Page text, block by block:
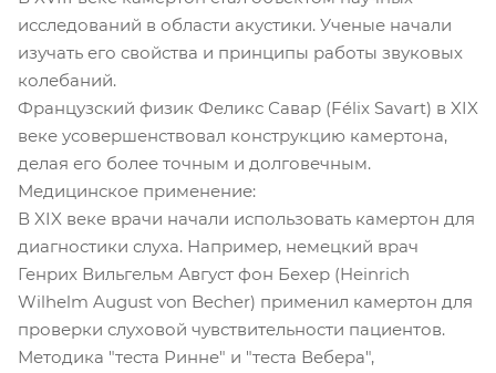
исследований в области акустики. Ученые начали
изучать его свойства и принципы работы звуковых
колебаний.
Французский физик Феликс Савар (Félix Savart) в XIX
веке усовершенствовал конструкцию камертона,
делая его более точным и долговечным.
Медицинское применение:
В XIX веке врачи начали использовать камертон для
диагностики слуха. Например, немецкий врач
Генрих Вильгельм Август фон Бехер (Heinrich
Wilhelm August von Becher) применил камертон для
проверки слуховой чувствительности пациентов.
Методика "теста Ринне" и "теста Вебера",